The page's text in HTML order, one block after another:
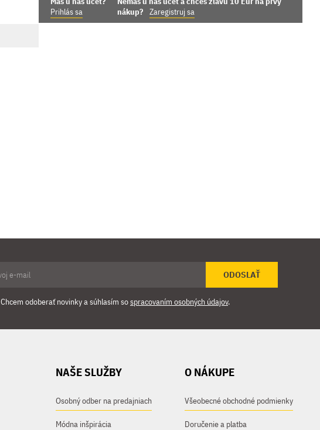
Prihlás sa
nákup?
Zaregistruj sa
ODOSLAŤ
Chcem odoberať novinky a súhlasím sospracovaním osobných údajov.
NAŠE SLUŽBY
Osobný odber na predajniach
Módna inšpirácia
O NÁKUPE
Všeobecné obchodné podmienky
Doručenie a platba